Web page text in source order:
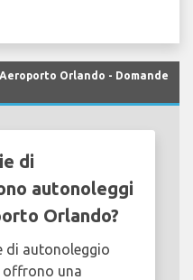
Orlando - Domande
di
autonoleggi
Orlando?
di autonoleggio
offrono una